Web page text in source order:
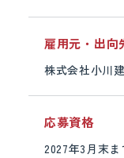
雇用元・出向
株式会社小川
応募資格
2027年3月末